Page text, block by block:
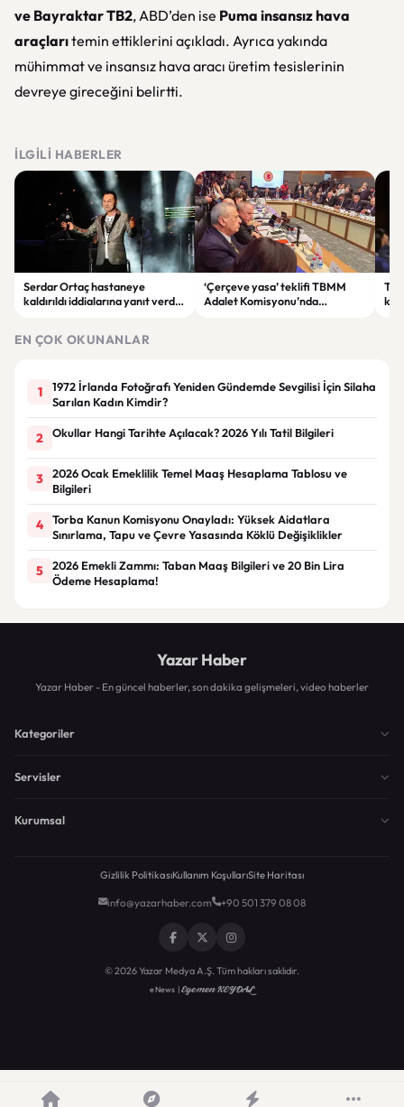
ve Bayraktar TB2, ABD’den ise Puma insansız hava
araçlarıtemin ettiklerini açıkladı. Ayrıca yakında
mühimmat ve insansız hava aracı üretim tesislerinin
devreye gireceğini belirtti.
İLGILI HABERLER
Serdar Ortaç hastaneye
kaldırıldı iddialarına yanıt verdi:
‘Çerçeve yasa’ teklifi TBMM
Adalet Komisyonu’nda
EN ÇOK OKUNANLAR
1
1972 İrlanda Fotoğrafı Yeniden Gündemde Sevgilisi İçin Silaha
Sarılan Kadın Kimdir?
2 Okullar Hangi Tarihte Açılacak? 2026 Yılı Tatil Bilgileri
3
2026 Ocak Emeklilik Temel Maaş Hesaplama Tablosu ve
Bilgileri
4
Torba Kanun Komisyonu Onayladı: Yüksek Aidatlara
Sınırlama, Tapu ve Çevre Yasasında Köklü Değişiklikler
5
2026 Emekli Zammı: Taban Maaş Bilgileri ve 20 Bin Lira
Ödeme Hesaplama!
Yazar Haber
Yazar Haber - En güncel haberler, son dakika gelişmeleri, video haberler
Kategoriler
Servisler
Kurumsal
Gizlilik PolitikasıKullanım KoşullarıSite Haritası
info@yazarhaber.com +90 501 379 08 08
© 2026 Yazar Medya A.Ş. Tüm hakları saklıdır.
eNews |Egemen KEYDAL